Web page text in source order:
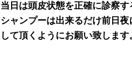
当日は頭皮状態を正確に診察す
シャンプーは出来るだけ前日夜
して頂くようにお願い致します